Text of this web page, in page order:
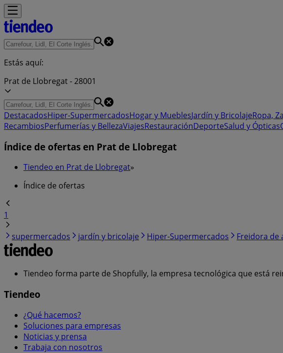
Estás aquí:
Prat de Llobregat - 28001
DestacadosHiper-SupermercadosHogar y MueblesJardín y BricolajeRopa,
RecambiosPerfumerías y BellezaViajesRestauraciónDeporteSalud y Ópticas
Índice de ofertas en Prat de Llobregat
Tiendeo en Prat de Llobregat»
Índice de ofertas
1
supermercados
jardín y bricolaje Hiper-Supermercados Freidora de
Tiendeo forma parte de Shopfully, la empresa tecnológica que está
Tiendeo
¿Qué hacemos?
Soluciones para empresas
Noticias y prensa
Trabaja con nosotros